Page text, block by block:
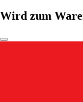
Wird zum